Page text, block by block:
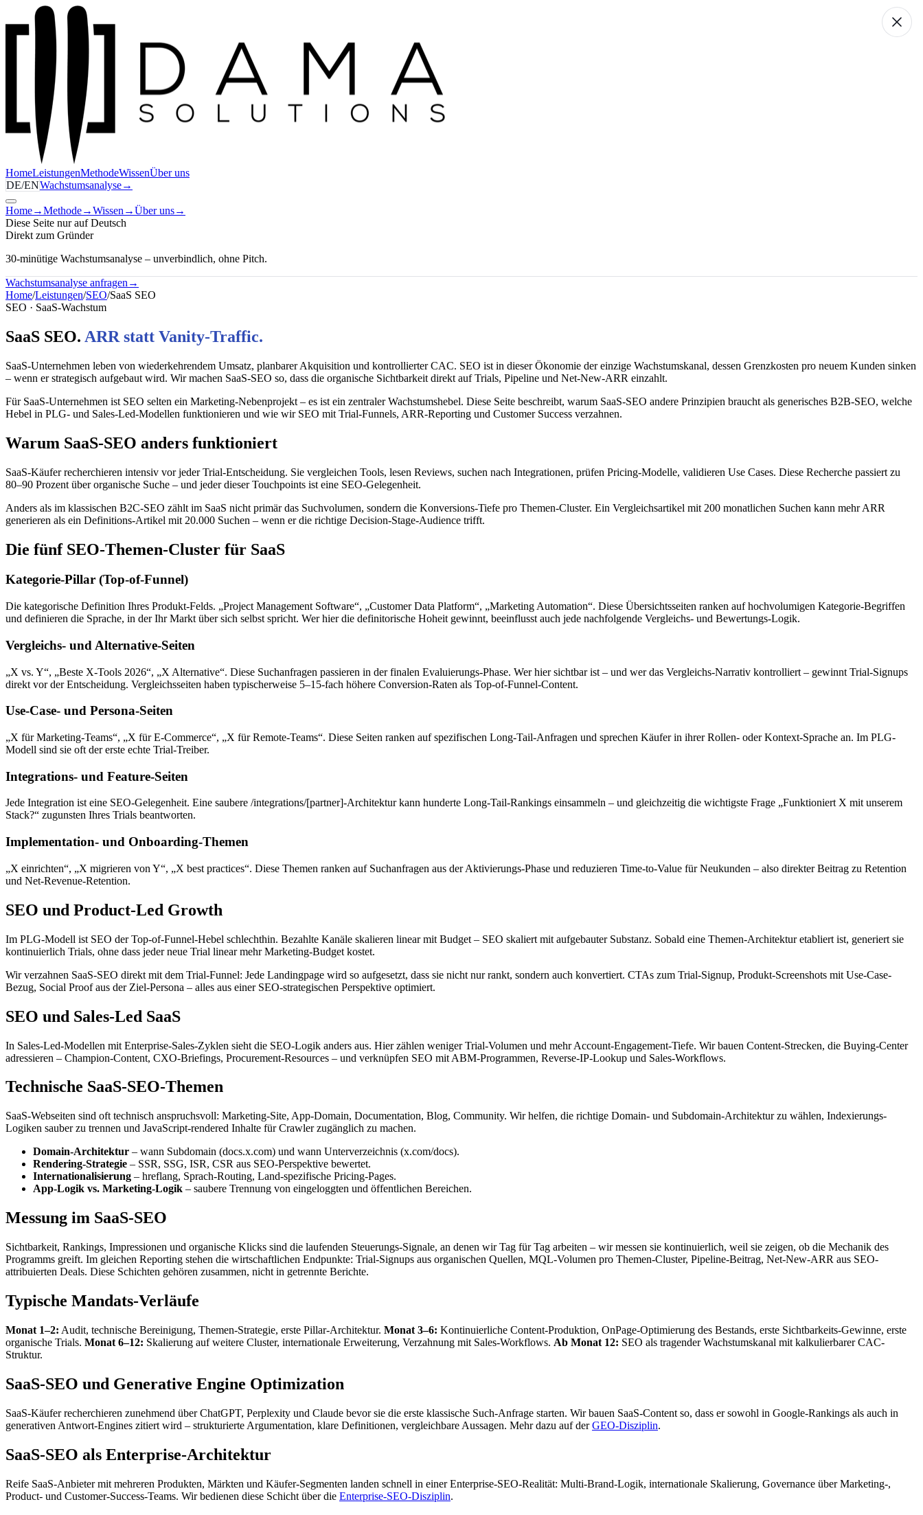
HomeLeistungenMethodeWissenÜber uns
DE/ENWachstumsanalyse→
Home→Methode→Wissen →Über uns→
Diese Seite nur auf Deutsch
Direkt zum Gründer
30-minütige Wachstumsanalyse – unverbindlich, ohne Pitch.
Wachstumsanalyse anfragen →
Home/Leistungen/SEO/SaaS SEO
SEO · SaaS-Wachstum
SaaS SEO. ARR statt Vanity-Traffic.
SaaS-Unternehmen leben von wiederkehrendem Umsatz, planbarer Akquisition und kontrollierter CAC. SEO ist in dieser Ökonomie der einzige Wachstumskanal, dessen Grenzkosten pro neuem Kunden sinken
– wenn er strategisch aufgebaut wird. Wir machen SaaS-SEO so, dass die organische Sichtbarkeit direkt auf Trials, Pipeline und Net-New-ARR einzahlt.
Für SaaS-Unternehmen ist SEO selten ein Marketing-Nebenprojekt – es ist ein zentraler Wachstumshebel. Diese Seite beschreibt, warum SaaS-SEO andere Prinzipien braucht als generisches B2B-SEO, welche
Hebel in PLG- und Sales-Led-Modellen funktionieren und wie wir SEO mit Trial-Funnels, ARR-Reporting und Customer Success verzahnen.
Warum SaaS-SEO anders funktioniert
SaaS-Käufer recherchieren intensiv vor jeder Trial-Entscheidung. Sie vergleichen Tools, lesen Reviews, suchen nach Integrationen, prüfen Pricing-Modelle, validieren Use Cases. Diese Recherche passiert zu
80–90 Prozent über organische Suche – und jeder dieser Touchpoints ist eine SEO-Gelegenheit.
Anders als im klassischen B2C-SEO zählt im SaaS nicht primär das Suchvolumen, sondern die Konversions-Tiefe pro Themen-Cluster. Ein Vergleichsartikel mit 200 monatlichen Suchen kann mehr ARR
generieren als ein Definitions-Artikel mit 20.000 Suchen – wenn er die richtige Decision-Stage-Audience trifft.
Die fünf SEO-Themen-Cluster für SaaS
Kategorie-Pillar (Top-of-Funnel)
Die kategorische Definition Ihres Produkt-Felds. „Project Management Software“, „Customer Data Platform“, „Marketing Automation“. Diese Übersichtsseiten ranken auf hochvolumigen Kategorie-Begriffen
und definieren die Sprache, in der Ihr Markt über sich selbst spricht. Wer hier die definitorische Hoheit gewinnt, beeinflusst auch jede nachfolgende Vergleichs- und Bewertungs-Logik.
Vergleichs- und Alternative-Seiten
„X vs. Y“, „Beste X-Tools 2026“, „X Alternative“. Diese Suchanfragen passieren in der finalen Evaluierungs-Phase. Wer hier sichtbar ist – und wer das Vergleichs-Narrativ kontrolliert – gewinnt Trial-Signups
direkt vor der Entscheidung. Vergleichsseiten haben typischerweise 5–15-fach höhere Conversion-Raten als Top-of-Funnel-Content.
Use-Case- und Persona-Seiten
„X für Marketing-Teams“, „X für E-Commerce“, „X für Remote-Teams“. Diese Seiten ranken auf spezifischen Long-Tail-Anfragen und sprechen Käufer in ihrer Rollen- oder Kontext-Sprache an. Im PLG-
Modell sind sie oft der erste echte Trial-Treiber.
Integrations- und Feature-Seiten
Jede Integration ist eine SEO-Gelegenheit. Eine saubere /integrations/[partner]-Architektur kann hunderte Long-Tail-Rankings einsammeln – und gleichzeitig die wichtigste Frage „Funktioniert X mit unserem
Stack?“ zugunsten Ihres Trials beantworten.
Implementation- und Onboarding-Themen
„X einrichten“, „X migrieren von Y“, „X best practices“. Diese Themen ranken auf Suchanfragen aus der Aktivierungs-Phase und reduzieren Time-to-Value für Neukunden – also direkter Beitrag zu Retention
und Net-Revenue-Retention.
SEO und Product-Led Growth
Im PLG-Modell ist SEO der Top-of-Funnel-Hebel schlechthin. Bezahlte Kanäle skalieren linear mit Budget – SEO skaliert mit aufgebauter Substanz. Sobald eine Themen-Architektur etabliert ist, generiert sie
kontinuierlich Trials, ohne dass jeder neue Trial linear mehr Marketing-Budget kostet.
Wir verzahnen SaaS-SEO direkt mit dem Trial-Funnel: Jede Landingpage wird so aufgesetzt, dass sie nicht nur rankt, sondern auch konvertiert. CTAs zum Trial-Signup, Produkt-Screenshots mit Use-Case-
Bezug, Social Proof aus der Ziel-Persona – alles aus einer SEO-strategischen Perspektive optimiert.
SEO und Sales-Led SaaS
In Sales-Led-Modellen mit Enterprise-Sales-Zyklen sieht die SEO-Logik anders aus. Hier zählen weniger Trial-Volumen und mehr Account-Engagement-Tiefe. Wir bauen Content-Strecken, die Buying-Center
adressieren – Champion-Content, CXO-Briefings, Procurement-Resources – und verknüpfen SEO mit ABM-Programmen, Reverse-IP-Lookup und Sales-Workflows.
Technische SaaS-SEO-Themen
SaaS-Webseiten sind oft technisch anspruchsvoll: Marketing-Site, App-Domain, Documentation, Blog, Community. Wir helfen, die richtige Domain- und Subdomain-Architektur zu wählen, Indexierungs-
Logiken sauber zu trennen und JavaScript-rendered Inhalte für Crawler zugänglich zu machen.
Domain-Architektur – wann Subdomain (docs.x.com) und wann Unterverzeichnis (x.com/docs).
Rendering-Strategie – SSR, SSG, ISR, CSR aus SEO-Perspektive bewertet.
Internationalisierung – hreflang, Sprach-Routing, Land-spezifische Pricing-Pages.
App-Logik vs. Marketing-Logik – saubere Trennung von eingeloggten und öffentlichen Bereichen.
Messung im SaaS-SEO
Sichtbarkeit, Rankings, Impressionen und organische Klicks sind die laufenden Steuerungs-Signale, an denen wir Tag für Tag arbeiten – wir messen sie kontinuierlich, weil sie zeigen, ob die Mechanik des
Programms greift. Im gleichen Reporting stehen die wirtschaftlichen Endpunkte: Trial-Signups aus organischen Quellen, MQL-Volumen pro Themen-Cluster, Pipeline-Beitrag, Net-New-ARR aus SEO-
attribuierten Deals. Diese Schichten gehören zusammen, nicht in getrennte Berichte.
Typische Mandats-Verläufe
Monat 1–2: Audit, technische Bereinigung, Themen-Strategie, erste Pillar-Architektur. Monat 3–6: Kontinuierliche Content-Produktion, OnPage-Optimierung des Bestands, erste Sichtbarkeits-Gewinne, erste
organische Trials. Monat 6–12: Skalierung auf weitere Cluster, internationale Erweiterung, Verzahnung mit Sales-Workflows. Ab Monat 12: SEO als tragender Wachstumskanal mit kalkulierbarer CAC-
Struktur.
SaaS-SEO und Generative Engine Optimization
SaaS-Käufer recherchieren zunehmend über ChatGPT, Perplexity und Claude bevor sie die erste klassische Such-Anfrage starten. Wir bauen SaaS-Content so, dass er sowohl in Google-Rankings als auch in
generativen Antwort-Engines zitiert wird – strukturierte Argumentation, klare Definitionen, vergleichbare Aussagen. Mehr dazu auf derGEO-Disziplin.
SaaS-SEO als Enterprise-Architektur
Reife SaaS-Anbieter mit mehreren Produkten, Märkten und Käufer-Segmenten landen schnell in einer Enterprise-SEO-Realität: Multi-Brand-Logik, internationale Skalierung, Governance über Marketing-,
Product- und Customer-Success-Teams. Wir bedienen diese Schicht über die Enterprise-SEO-Disziplin.